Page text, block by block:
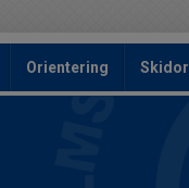
Orientering Skidor